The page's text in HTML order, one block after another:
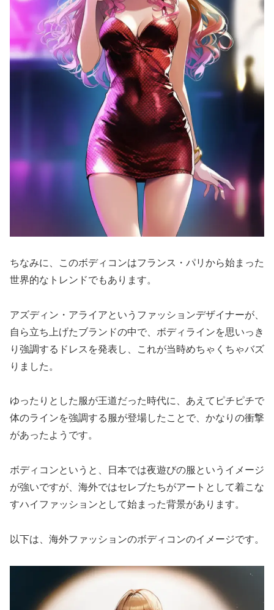
ちなみに、このボディコンはフランス・パリから始まった
世界的なトレンドでもあります。
アズディン・アライアというファッションデザイナーが、
自ら立ち上げたブランドの中で、ボディラインを思いっき
り強調するドレスを発表し、これが当時めちゃくちゃバズ
りました。
ゆったりとした服が王道だった時代に、あえてピチピチで
体のラインを強調する服が登場したことで、かなりの衝撃
があったようです。
ボディコンというと、日本では夜遊びの服というイメージ
が強いですが、海外ではセレブたちがアートとして着こな
すハイファッションとして始まった背景があります。
以下は、海外ファッションのボディコンのイメージです。